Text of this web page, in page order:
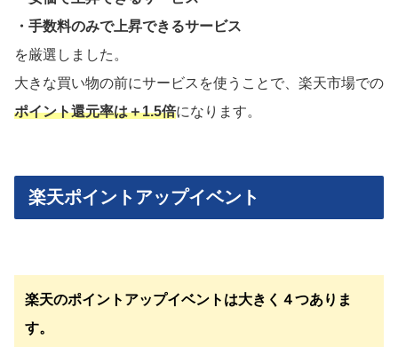
・手数料のみで上昇できるサービス
を厳選しました。
大きな買い物の前にサービスを使うことで、楽天市場での
ポイント還元率は＋1.5倍になります。
楽天ポイントアップイベント
楽天のポイントアップイベントは大きく４つありま
す。